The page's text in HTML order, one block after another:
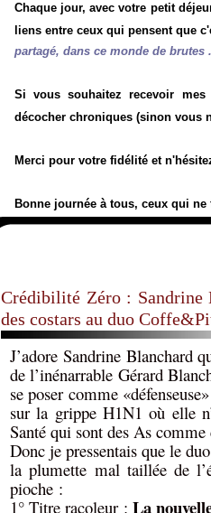
Chaque jour, avec votre petit
liens entre ceux qui pensent que
partagé, dans ce monde de brutes
Si vous souhaitez recevoir
décocher chroniques (sinon vous
Merci pour votre fidélité et
Bonne journée à tous, ceux qui
Crédibilité Zéro : Sandrine
des costars au duo
J’adore Sandrine Blanchard
de l’inénarrable Gérard
se poser comme
sur la grippe H1N1 où elle
Santé qui sont des As
Donc je pressentais que le
la plumette mal taillée de
pioche :
1° Titre racoleur : La